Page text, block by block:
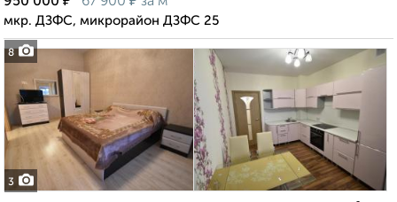
8
мкр. ДЗФС, микрорайон ДЗФС 25
3